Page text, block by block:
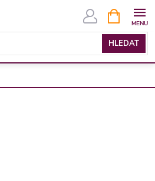
HLEDAT
NÁKUPNÍ
KOŠÍK